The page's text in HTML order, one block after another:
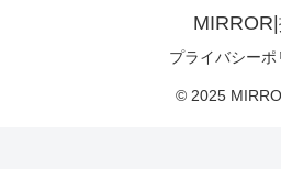
プライバシーポ
© 2025